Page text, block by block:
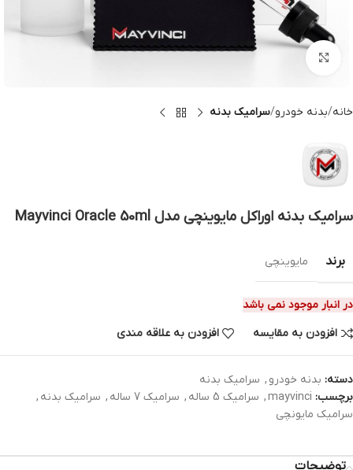
بزرگنمایی تصویر
خانه بدنه خودرو سرامیک بدنه
سرامیک بدنه اوراکل مایوینچی مدل Mayvinci Oracle 50ml
برند مایوینچی
در انبار موجود نمی باشد
افزودن به مقایسه
افزودن به علاقه مندی
دسته: بدنه خودرو , سرامیک بدنه
برچسب: mayvinci
, سرامیک 5 ساله , سرامیک 7 ساله , سرامیک بدنه ,
سرامیک مایونچی
توضیحات